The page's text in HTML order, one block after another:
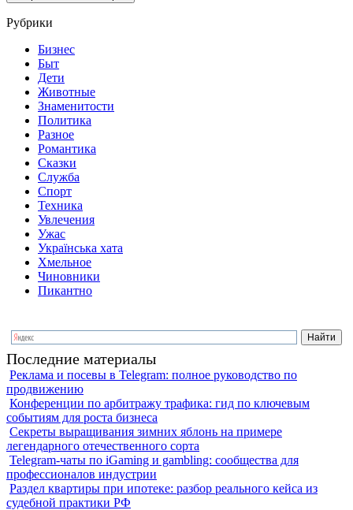
Рубрики
Бизнес
Быт
Дети
Животные
Знаменитости
Политика
Разное
Романтика
Сказки
Служба
Спорт
Техника
Увлечения
Ужас
Українська хата
Хмельное
Чиновники
Пикантно
Последние материалы
Реклама и посевы в Telegram: полное руководство по
продвижению
Конференции по арбитражу трафика: гид по ключевым
событиям для роста бизнеса
Секреты выращивания зимних яблонь на примере
легендарного отечественного сорта
Telegram-чаты по iGaming и gambling: сообщества для
профессионалов индустрии
Раздел квартиры при ипотеке: разбор реального кейса из
судебной практики РФ